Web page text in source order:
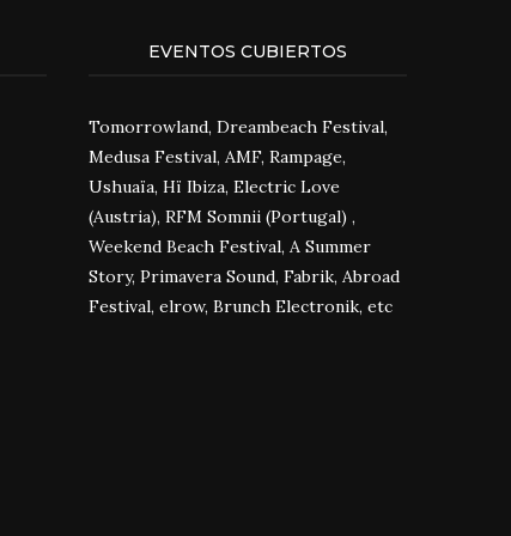
EVENTOS CUBIERTOS
Tomorrowland, Dreambeach Festival,
Medusa Festival, AMF, Rampage,
Ushuaïa, Hï Ibiza, Electric Love
(Austria), RFM Somnii (Portugal) ,
Weekend Beach Festival, A Summer
Story, Primavera Sound, Fabrik, Abroad
Festival, elrow, Brunch Electronik, etc